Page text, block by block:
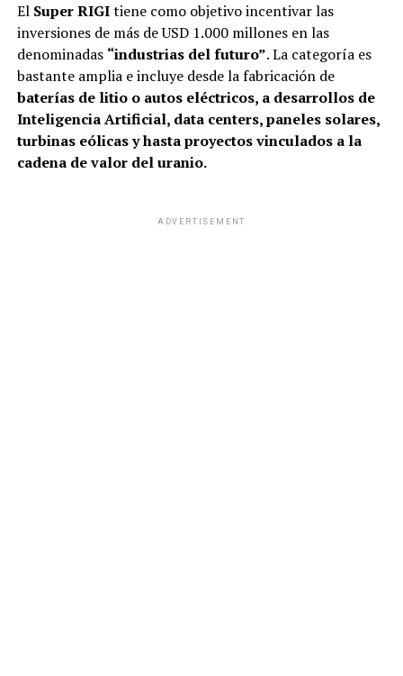
El Super RIGItiene como objetivo incentivar las
inversiones de más de USD 1.000 millones en las
denominadas “industrias del futuro”. La categoría es
bastante amplia e incluye desde la fabricación de
baterías de litio o autos eléctricos, a desarrollos de
Inteligencia Artificial, data centers, paneles solares,
turbinas eólicas y hasta proyectos vinculados a la
cadena de valor del uranio.
ADVERTISEMENT